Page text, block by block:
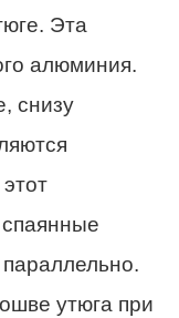
Эта
алюминия.
снизу
утюга при